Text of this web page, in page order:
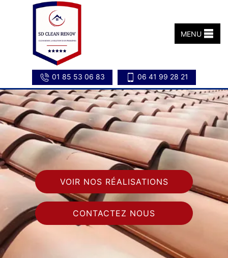
01 85 53 06 83 06 41 99 28 21
MENU
VOIR NOS RÉALISATIONS
CONTACTEZ NOUS